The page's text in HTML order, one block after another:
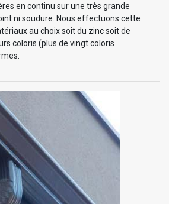
en continu sur une très grande
ni soudure. Nous effectuons cette
au choix soit du zinc soit de
coloris (plus de vingt coloris